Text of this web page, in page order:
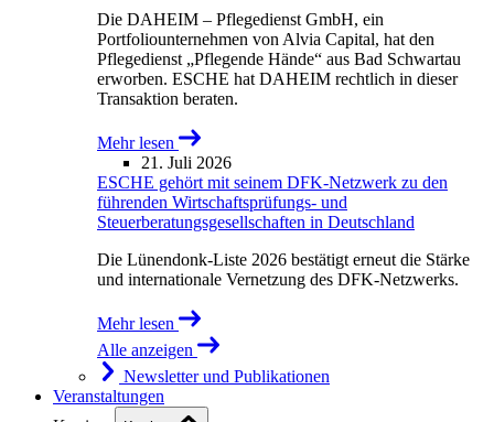
Die DAHEIM – Pflegedienst GmbH, ein
Portfoliounternehmen von Alvia Capital, hat den
Pflegedienst „Pflegende Hände“ aus Bad Schwartau
erworben. ESCHE hat DAHEIM rechtlich in dieser
Transaktion beraten.
Mehr lesen
21. Juli 2026
ESCHE gehört mit seinem DFK-Netzwerk zu den
führenden Wirtschaftsprüfungs- und
Steuerberatungsgesellschaften in Deutschland
Die Lünendonk-Liste 2026 bestätigt erneut die Stärke
und internationale Vernetzung des DFK-Netzwerks.
Mehr lesen
Alle anzeigen
Newsletter und Publikationen
Veranstaltungen